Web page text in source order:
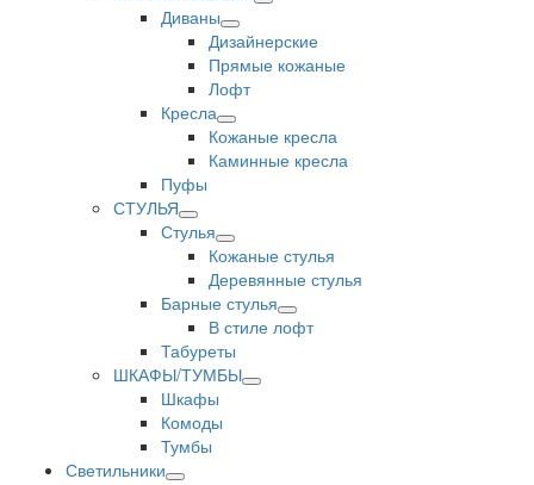
Диваны
Дизайнерские
Прямые кожаные
Лофт
Кресла
Кожаные кресла
Каминные кресла
Пуфы
СТУЛЬЯ
Стулья
Кожаные стулья
Деревянные стулья
Барные стулья
В стиле лофт
Табуреты
ШКАФЫ/ТУМБЫ
Шкафы
Комоды
Тумбы
Светильники